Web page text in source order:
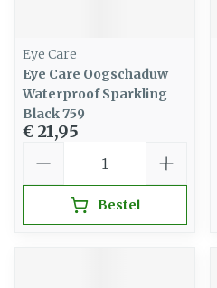
Eye Care
Eye Care Oogschaduw
Waterproof Sparkling
Black 759
€ 21,95
Bestel